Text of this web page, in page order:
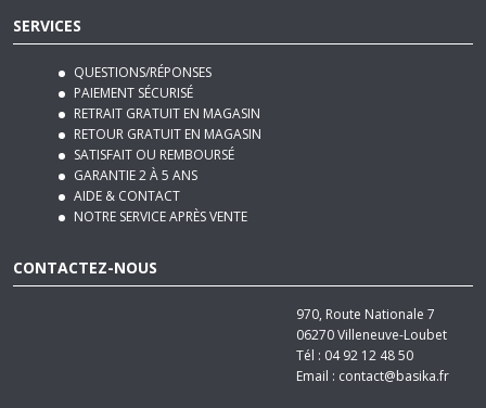
QUESTIONS/RÉPONSES
PAIEMENT SÉCURISÉ
RETRAIT GRATUIT EN MAGASIN
RETOUR GRATUIT EN MAGASIN
SATISFAIT OU REMBOURSÉ
GARANTIE 2 À 5 ANS
AIDE & CONTACT
NOTRE SERVICE APRÈS VENTE
CONTACTEZ-NOUS
06270Villeneuve-Loubet
Tél : 04 92 12 48 50
Email :contact@basika.fr